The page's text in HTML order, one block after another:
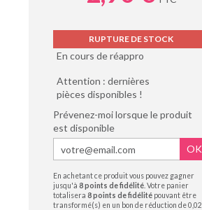
RUPTURE DE STOCK
En cours de réappro
Attention : dernières
pièces disponibles !
Prévenez-moi lorsque le produit
est disponible
OK
En achetant ce produit vous pouvez gagner
jusqu'à8points de fidélité . Votre panier
totalisera8points de fidélité pouvant être
transformé(s) en un bon de réduction de0,02